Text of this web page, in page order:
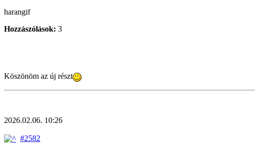
harangif
Hozzászólások: 3
Köszönöm az új részt
2026.02.06. 10:26
#2582